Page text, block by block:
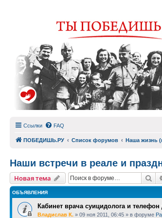
Ссылки FAQ
ПОБЕДИШЬ.РУ Список форумов Наша жизнь
Наши встречи в реале и
Новая тема
ОБЪЯВЛЕНИЯ
Кабинет врача суицидолога и телефон
Владислав К. » 09 ноя 2011, 06:45 » в форуме